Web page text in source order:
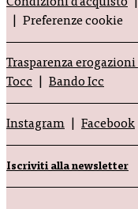
Preferenze cookie
Trasparenza
Tocc
Bando Icc
Instagram Facebook
Iscriviti alla newsletter